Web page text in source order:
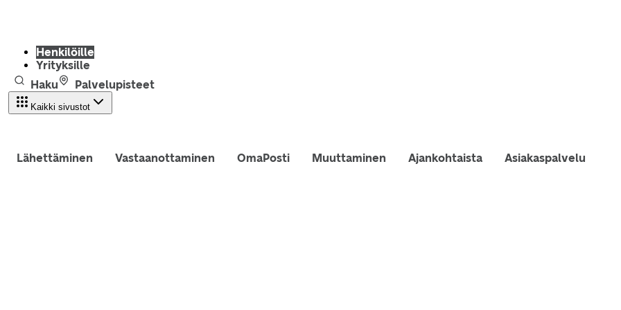
Henkilöille
Yrityksille
Haku
Palvelupisteet
Kaikki sivustot
Lähettäminen Vastaanottaminen OmaPosti Muuttaminen Ajankohtaista Asiakaspalvelu